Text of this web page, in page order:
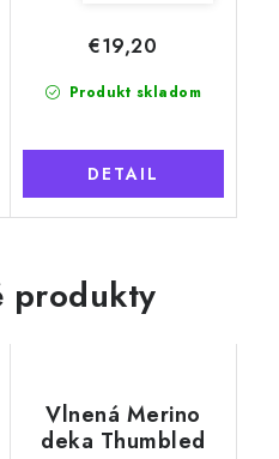
Produkt skladom
€19,20
DETAIL
produkty
Vlnená Merino
deka Thumbled